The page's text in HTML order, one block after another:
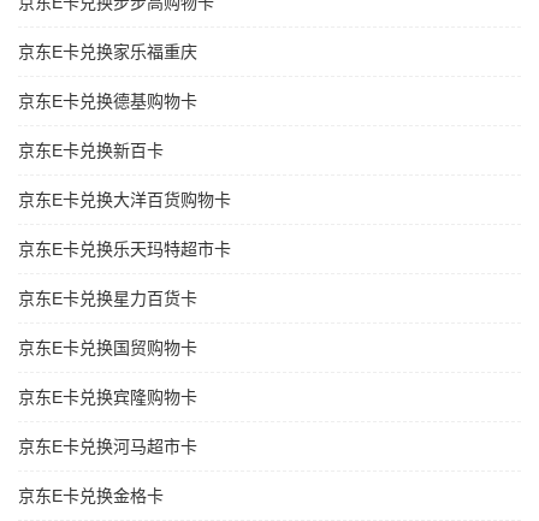
京东E卡兑换家乐福重庆
京东E卡兑换德基购物卡
京东E卡兑换新百卡
京东E卡兑换大洋百货购物卡
京东E卡兑换乐天玛特超市卡
京东E卡兑换星力百货卡
京东E卡兑换国贸购物卡
京东E卡兑换宾隆购物卡
京东E卡兑换河马超市卡
京东E卡兑换金格卡